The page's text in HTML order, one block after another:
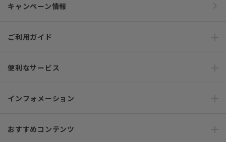
キャンペーン情報
ご利用ガイド
便利なサービス
インフォメーション
おすすめコンテンツ